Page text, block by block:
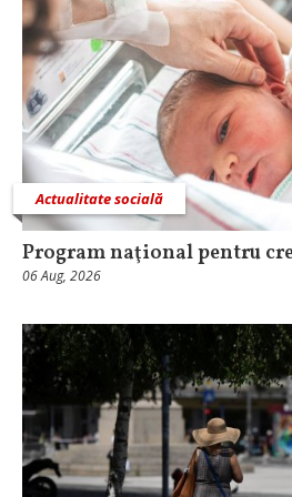
Actualitate socială
Program naţional pentru
06 Aug, 2026